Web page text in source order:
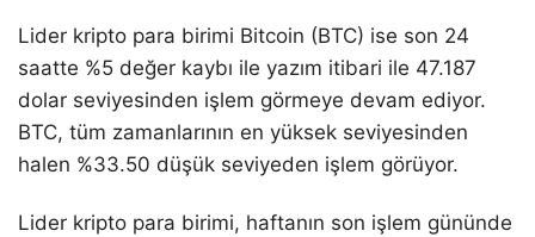
Lider kripto para birimi Bitcoin (BTC) ise son 24
saatte %5 değer kaybı ile yazım itibari ile 47.187
dolar seviyesinden işlem görmeye devam ediyor.
BTC, tüm zamanlarının en yüksek seviyesinden
halen %33.50 düşük seviyeden işlem görüyor.
Lider kripto para birimi, haftanın son işlem gününde